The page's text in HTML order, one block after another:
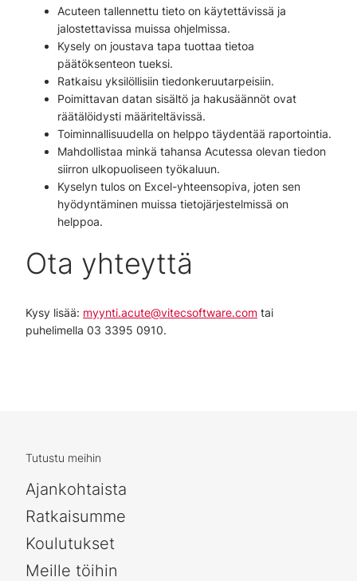
Acuteen tallennettu tieto on käytettävissä ja
jalostettavissa muissa ohjelmissa.
Kysely on joustava tapa tuottaa tietoa
päätöksenteon tueksi.
Ratkaisu yksilöllisiin tiedonkeruutarpeisiin.
Poimittavan datan sisältö ja hakusäännöt ovat
räätälöidysti määriteltävissä.
Toiminnallisuudella on helppo täydentää raportointia.
Mahdollistaa minkä tahansa Acutessa olevan tiedon
siirron ulkopuoliseen työkaluun.
Kyselyn tulos on Excel-yhteensopiva, joten sen
hyödyntäminen muissa tietojärjestelmissä on
helppoa.
Ota yhteyttä
Kysy lisää: myynti.acute@vitecsoftware.com tai
puhelimella 03 3395 0910.
Tutustu meihin
Ajankohtaista
Ratkaisumme
Koulutukset
Meille töihin